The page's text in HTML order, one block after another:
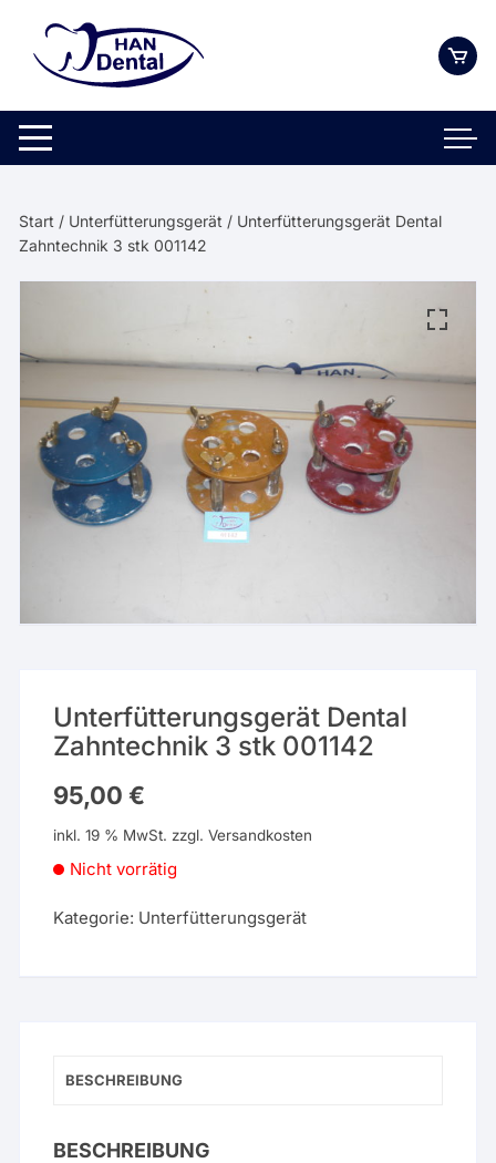
springen
Start / Unterfütterungsgerät / Unterfütterungsgerät Dental
Zahntechnik 3 stk 001142
Unterfütterungsgerät Dental
Zahntechnik 3 stk 001142
95,00€
inkl. 19 % MwSt. zzgl.Versandkosten
Nicht vorrätig
Kategorie: Unterfütterungsgerät
BESCHREIBUNG
BESCHREIBUNG